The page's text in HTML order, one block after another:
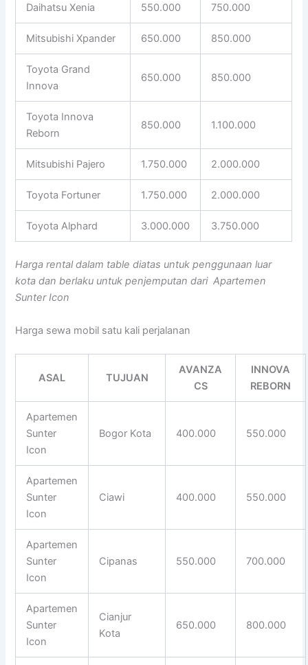
Daihatsu Xenia 550.000 750.000
Mitsubishi Xpander 650.000 850.000
Toyota Grand
Innova
650.000 850.000
Toyota Innova
Reborn
850.000 1.100.000
Mitsubishi Pajero 1.750.000 2.000.000
Toyota Fortuner 1.750.000 2.000.000
Toyota Alphard 3.000.000 3.750.000
Harga rental dalam table diatas untuk penggunaan luar
kota dan berlaku untuk penjemputan dari Apartemen
Sunter Icon
Harga sewa mobil satu kali perjalanan
ASAL TUJUAN
AVANZA
CS
INNOVA
REBORN
Apartemen
Sunter
Icon
Bogor Kota 400.000 550.000
Apartemen
Sunter
Icon
Ciawi 400.000 550.000
Apartemen
Sunter
Icon
Cipanas 550.000 700.000
Apartemen
Sunter
Icon
Cianjur
Kota
650.000 800.000